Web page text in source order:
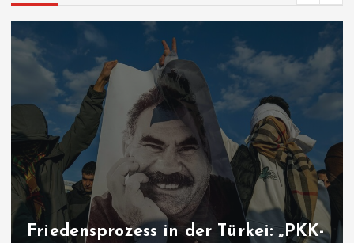
Friedensprozess in der Türkei: „PKK-